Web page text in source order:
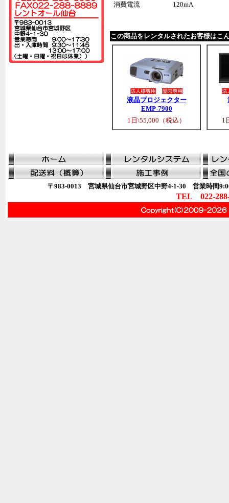
消費電流
120mA
この商品をレンタルされたお客様はこ
液晶プロジェクター
EMP-7900
1日\55,000（税込）
1
〒983-0013 宮城県仙台市宮城野区中野4-1-30 営業時間
TEL 022-